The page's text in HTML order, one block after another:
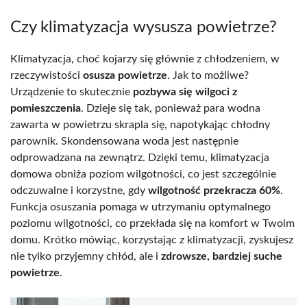
Czy klimatyzacja wysusza powietrze?
Klimatyzacja, choć kojarzy się głównie z chłodzeniem, w
rzeczywistości osusza powietrze. Jak to możliwe?
Urządzenie to skutecznie pozbywa się wilgoci z
pomieszczenia. Dzieje się tak, ponieważ para wodna
zawarta w powietrzu skrapla się, napotykając chłodny
parownik. Skondensowana woda jest następnie
odprowadzana na zewnątrz. Dzięki temu, klimatyzacja
domowa obniża poziom wilgotności, co jest szczególnie
odczuwalne i korzystne, gdy wilgotność przekracza 60%.
Funkcja osuszania pomaga w utrzymaniu optymalnego
poziomu wilgotności, co przekłada się na komfort w Twoim
domu. Krótko mówiąc, korzystając z klimatyzacji, zyskujesz
nie tylko przyjemny chłód, ale i zdrowsze, bardziej suche
powietrze.